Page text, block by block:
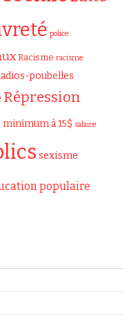
police
Racisme racisme
poubelles
Répression
minimum à 15$ salaire
sexisme
populaire